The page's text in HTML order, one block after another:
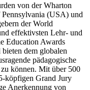
von der Wharton
(USA) und
der World
effektivsten Lehr- und
Education Awards
dem globalen
pädagogische
können. Mit über 500
köpfigen Grand Jury
Anerkennung von